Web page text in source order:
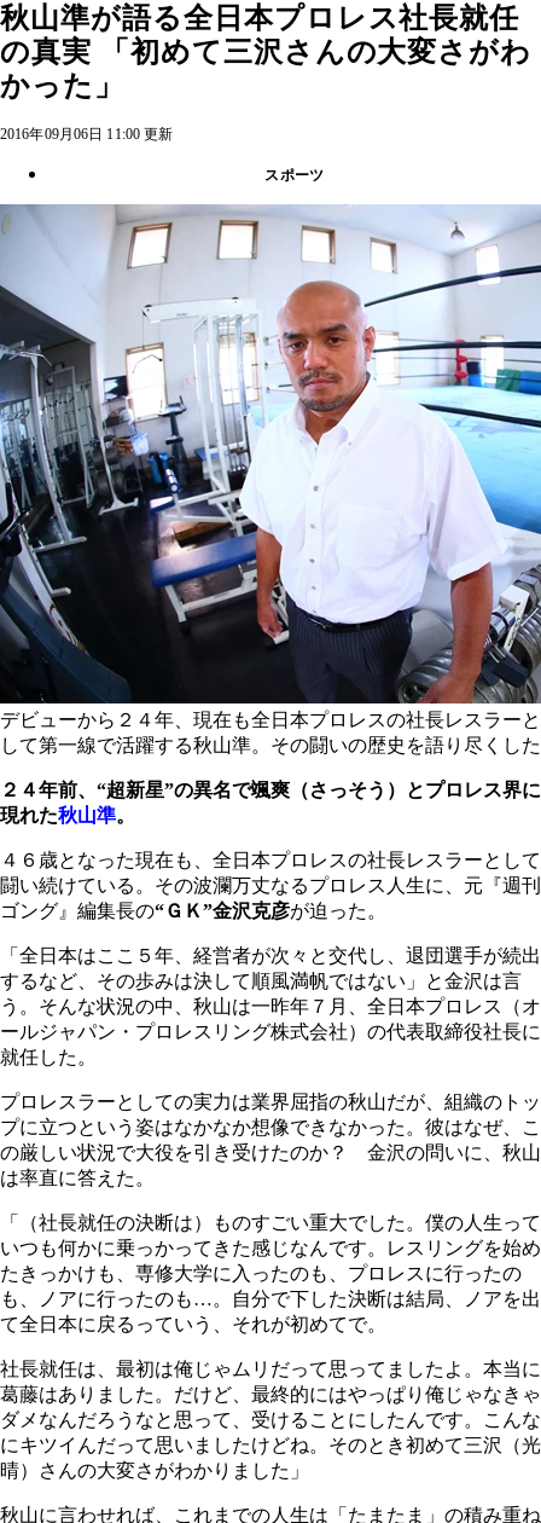
秋山準が語る全日本プロレス社長就任
の真実 「初めて三沢さんの大変さがわ
かった」
2016年09月06日 11:00 更新
スポーツ
デビューから２４年、現在も全日本プロレスの社長レスラーと
して第一線で活躍する秋山準。その闘いの歴史を語り尽くした
２４年前、“超新星”の異名で颯爽（さっそう）とプロレス界に
現れた秋山準。
４６歳となった現在も、全日本プロレスの社長レスラーとして
闘い続けている。その波瀾万丈なるプロレス人生に、元『週刊
ゴング』編集長の“ＧＫ”金沢克彦が迫った。
「全日本はここ５年、経営者が次々と交代し、退団選手が続出
するなど、その歩みは決して順風満帆ではない」と金沢は言
う。そんな状況の中、秋山は一昨年７月、全日本プロレス（オ
ールジャパン・プロレスリング株式会社）の代表取締役社長に
就任した。
プロレスラーとしての実力は業界屈指の秋山だが、組織のトッ
プに立つという姿はなかなか想像できなかった。彼はなぜ、こ
の厳しい状況で大役を引き受けたのか？ 金沢の問いに、秋山
は率直に答えた。
「（社長就任の決断は）ものすごい重大でした。僕の人生って
いつも何かに乗っかってきた感じなんです。レスリングを始め
たきっかけも、専修大学に入ったのも、プロレスに行ったの
も、ノアに行ったのも…。自分で下した決断は結局、ノアを出
て全日本に戻るっていう、それが初めてで。
社長就任は、最初は俺じゃムリだって思ってましたよ。本当に
葛藤はありました。だけど、最終的にはやっぱり俺じゃなきゃ
ダメなんだろうなと思って、受けることにしたんです。こんな
にキツイんだって思いましたけどね。そのとき初めて三沢（光
晴）さんの大変さがわかりました」
秋山に言わせれば、これまでの人生は「たまたま」の積み重ね